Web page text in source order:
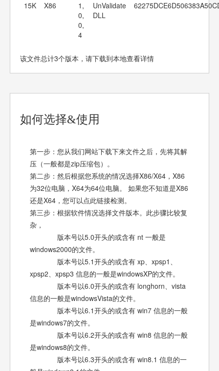
15K X86
1,
0,
0,
4
UnValidate
DLL
该文件总计3个版本，请下载到本地查看详情
如何选择&使用
第一步：您从我们网站下载下来文件之后，先将其解
压（一般都是zip压缩包）。
第二步：然后根据您系统的情况选择X86/X64，X86
为32位电脑，X64为64位电脑。 如果您不知道是X86
还是X64，您可以点此链接检测。
第三步：根据软件情况选择文件版本。此步骤比较复
杂，
版本号以5.0开头的或含有 nt 一般是
windows2000的文件。
版本号以5.1开头的或含有 xp、xpsp1、
xpsp2、xpsp3 信息的一般是windowsXP的文件。
版本号以6.0开头的或含有 longhorn、vista
信息的一般是windowsVista的文件。
版本号以6.1开头的或含有 win7 信息的一般
是windows7的文件。
版本号以6.2开头的或含有 win8 信息的一般
是windows8的文件。
版本号以6.3开头的或含有 win8.1 信息的一